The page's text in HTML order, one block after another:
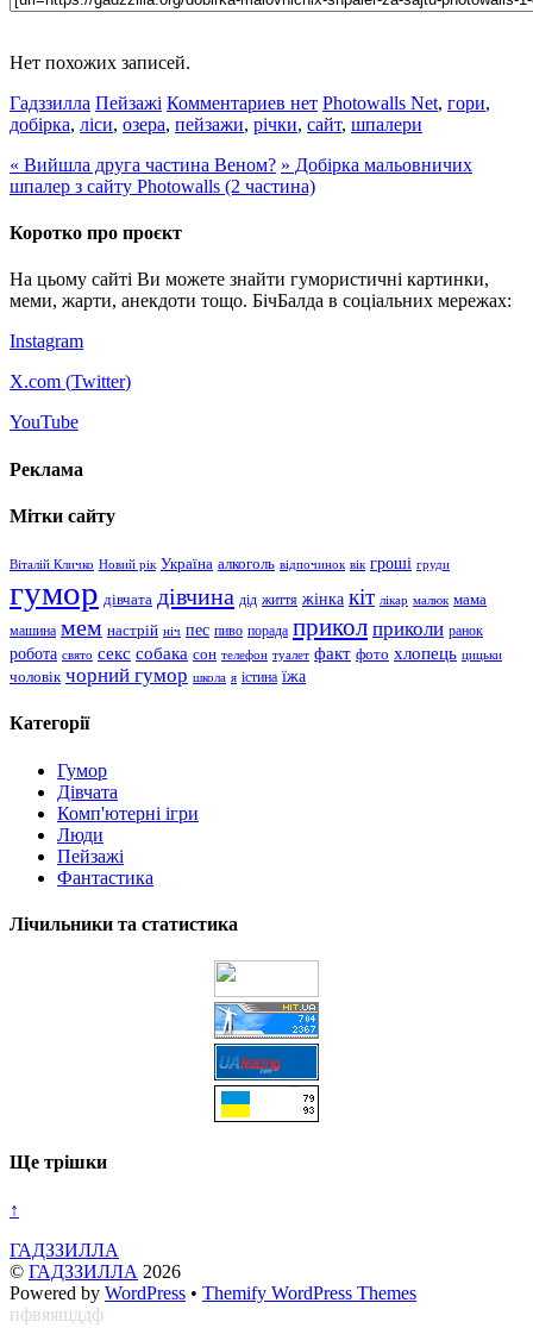
Нет похожих записей.
Гадззилла Пейзажі Комментариев нет Photowalls Net, гори,
добірка, ліси, озера, пейзажи, річки, сайт, шпалери
« Вийшла друга частина Веном? » Добірка мальовничих
шпалер з сайту Photowalls (2 частина)
Коротко про проєкт
На цьому сайті Ви можете знайти гумористичні картинки,
меми, жарти, анекдоти тощо. БічБалда в соціальних мережах:
Instagram
X.com (Twitter)
YouTube
Реклама
Мітки сайту
Віталій Кличко Новий рік Україна алкоголь відпочинок вік гроші груди
гумор дівчата дівчина дід життя жінка кіт лікар малюк мама
машина мем настрій ніч пес пиво порада прикол приколи ранок
робота свято секс собака сон телефон туалет факт фото хлопець цицьки
чоловік чорний гумор школа я істина їжа
Категорії
Гумор
Дівчата
Комп'ютерні ігри
Люди
Пейзажі
Фантастика
Лічильники та статистика
Ще трішки
↑
ГАДЗЗИЛЛА
© ГАДЗЗИЛЛА 2026
Powered by WordPress • Themify WordPress Themes
пфвяяшддф